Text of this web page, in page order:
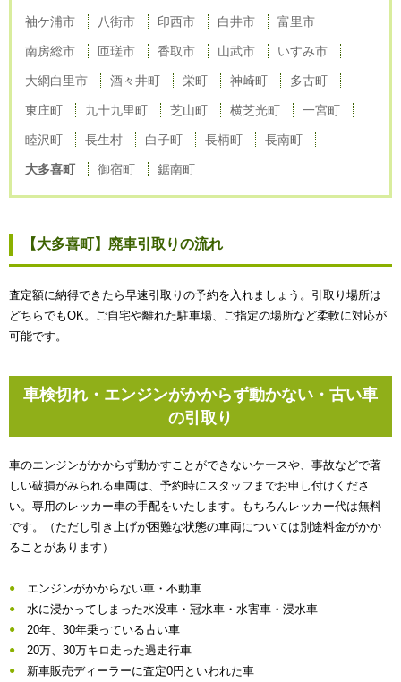
袖ケ浦市 八街市 印西市 白井市 富里市
南房総市 匝瑳市 香取市 山武市 いすみ市
大網白里市 酒々井町 栄町 神崎町 多古町
東庄町 九十九里町 芝山町 横芝光町 一宮町
睦沢町 長生村 白子町 長柄町 長南町
大多喜町 御宿町 鋸南町
【大多喜町】廃車引取りの流れ
査定額に納得できたら早速引取りの予約を入れましょう。引取り場所は
どちらでもOK。ご自宅や離れた駐車場、ご指定の場所など柔軟に対応が
可能です。
車検切れ・エンジンがかからず動かない・古い車
の引取り
車のエンジンがかからず動かすことができないケースや、事故などで著
しい破損がみられる車両は、予約時にスタッフまでお申し付けくださ
い。専用のレッカー車の手配をいたします。もちろんレッカー代は無料
です。（ただし引き上げが困難な状態の車両については別途料金がかか
ることがあります）
エンジンがかからない車・不動車
水に浸かってしまった水没車・冠水車・水害車・浸水車
20年、30年乗っている古い車
20万、30万キロ走った過走行車
新車販売ディーラーに査定0円といわれた車